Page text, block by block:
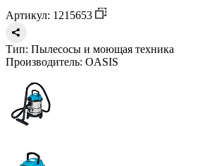
Артикул: 1215653
Тип: Пылесосы и моющая техника
Производитель: OASIS